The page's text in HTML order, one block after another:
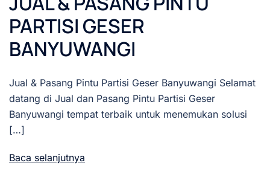
PARTISI GESER
BANYUWANGI
Jual & Pasang Pintu Partisi Geser Banyuwangi Selamat
datang di Jual dan Pasang Pintu Partisi Geser
Banyuwangi tempat terbaik untuk menemukan solusi
[…]
Baca selanjutnya